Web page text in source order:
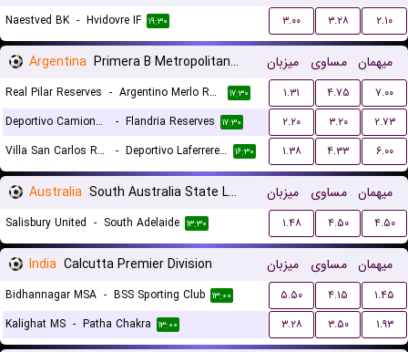
Naestved BK - Hvidovre IF ۱۹:۳۰ ۳.۰۰ ۳.۲۸ ۲.۱۰
Argentina Primera B Metropolitana Reserves میزبان مساوی میهمان
Real Pilar Reserves - Argentino Merlo Reserves ۱۷:۳۰ ۱.۳۱ ۴.۷۵
۷.۰۰
Deportivo Camioneros Reserves
- Flandria Reserves ۱۷:۳۰ ۲.۲۰ ۳.۲۰
۲.۷۳
Villa San Carlos Reserves
- Deportivo Laferrere Reserves ۱۶:۳۰ ۱.۳۸ ۴.۳۳ ۶.۰۰
Australia South Australia State League 1 میزبان مساوی میهمان
Salisbury United - South Adelaide ۱۳:۳۰ ۱.۴۸ ۴.۵۰ ۴.۵۰
India Calcutta Premier Division میزبان مساوی میهمان
Bidhannagar MSA - BSS Sporting Club ۱۳:۰۰ ۵.۵۰ ۴.۱۵
۱.۴۵
Kalighat MS - Patha Chakra ۱۳:۰۰ ۳.۲۸ ۳.۵۰ ۱.۹۳